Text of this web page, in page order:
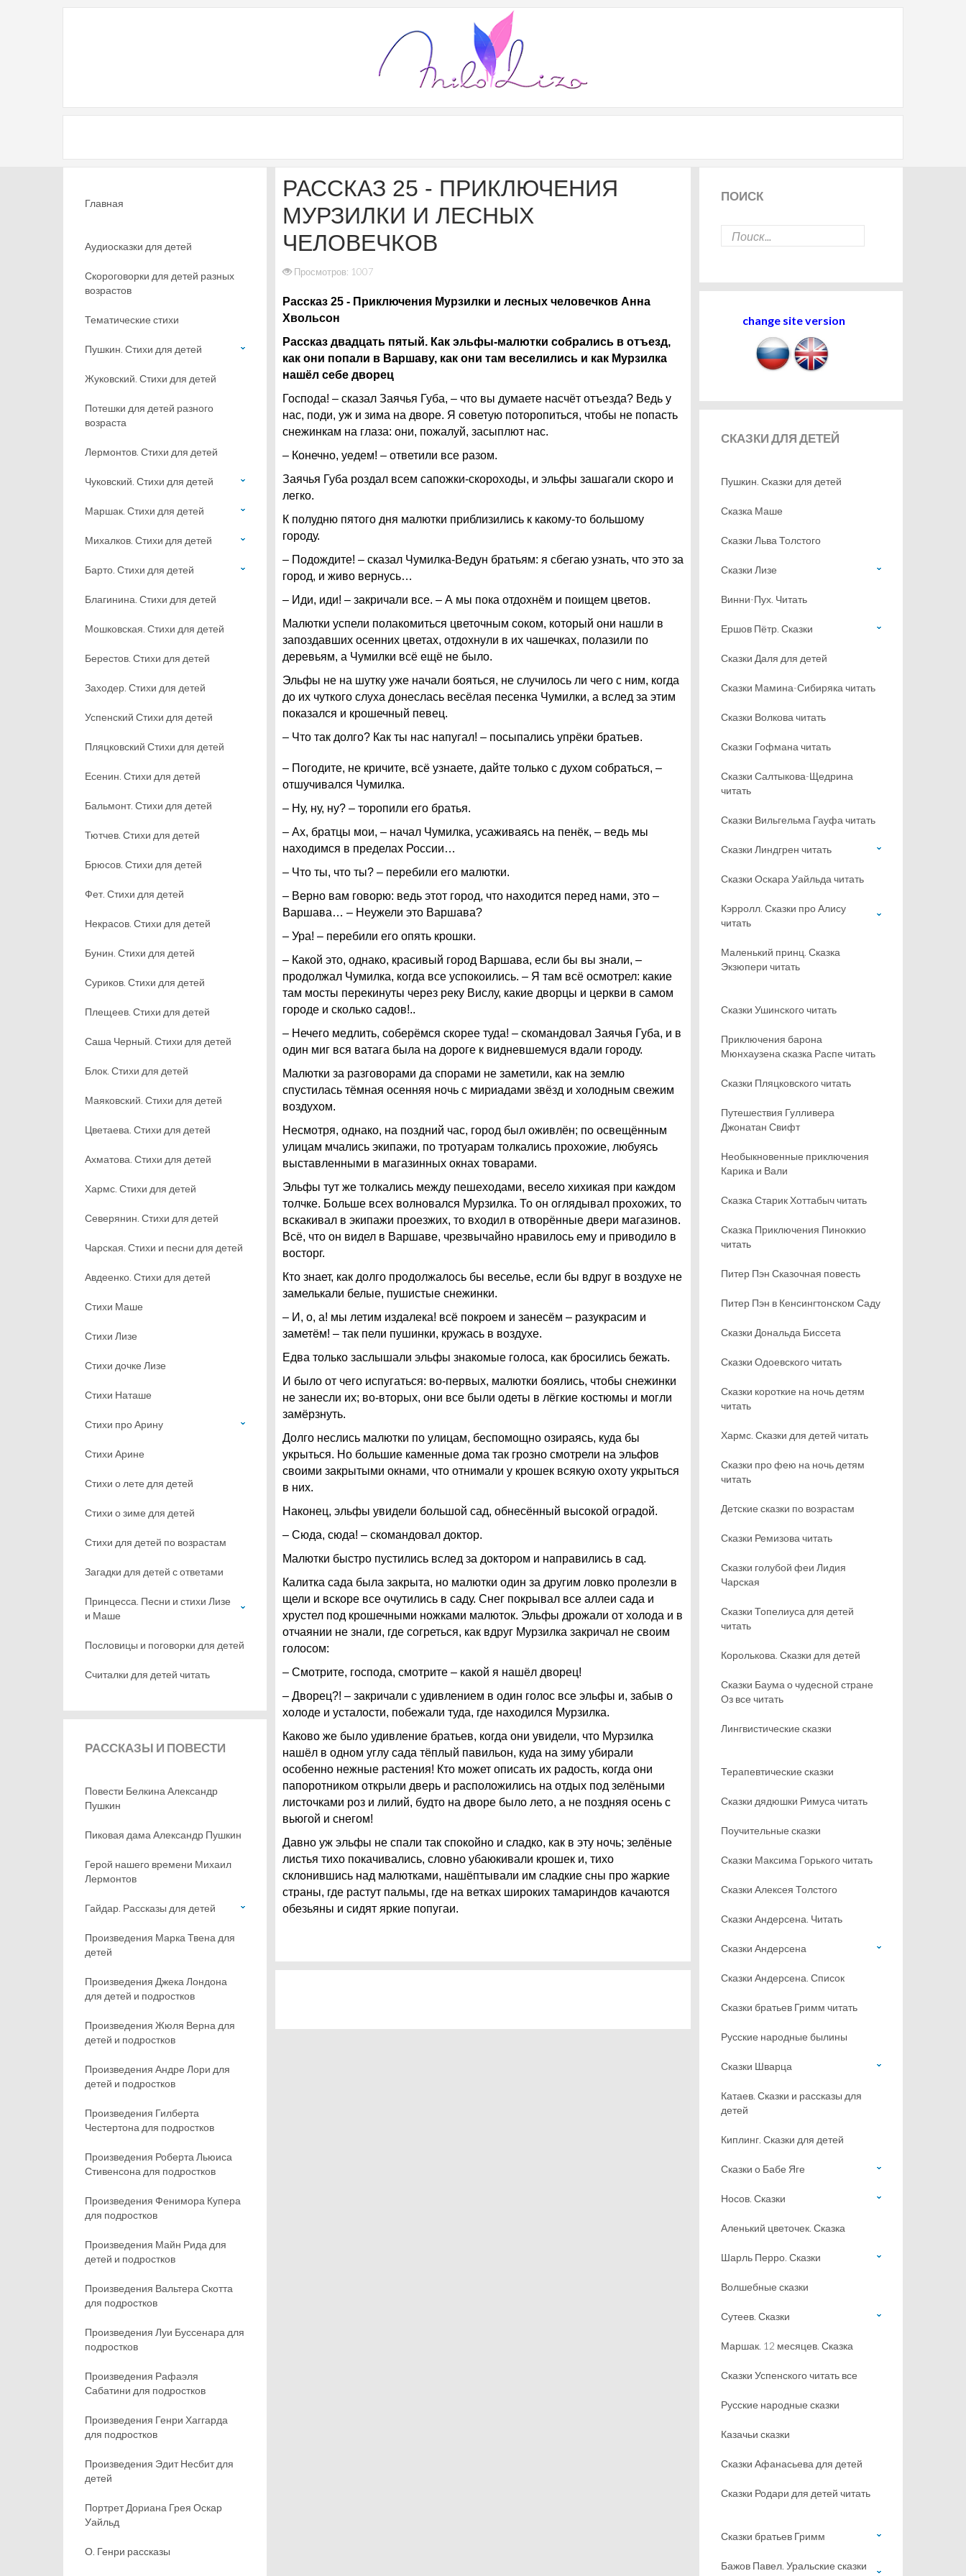
РАССКАЗ 25 - ПРИКЛЮЧЕНИЯ
МУРЗИЛКИ И ЛЕСНЫХ
ЧЕЛОВЕЧКОВ
Просмотров: 1007
Рассказ 25 - Приключения Мурзилки и лесных человечков Анна
Хвольсон
Рассказ двадцать пятый. Как эльфы-малютки собрались в отъезд,
как они попали в Варшаву, как они там веселились и как Мурзилка
нашёл себе дворец
Господа! – сказал Заячья Губа, – что вы думаете насчёт отъезда? Ведь у
нас, поди, уж и зима на дворе. Я советую поторопиться, чтобы не попасть
снежинкам на глаза: они, пожалуй, засыплют нас.
– Конечно, уедем! – ответили все разом.
Заячья Губа роздал всем сапожки-скороходы, и эльфы зашагали скоро и
легко.
К полудню пятого дня малютки приблизились к какому-то большому
городу.
– Подождите! – сказал Чумилка-Ведун братьям: я сбегаю узнать, что это за
город, и живо вернусь…
– Иди, иди! – закричали все. – А мы пока отдохнём и поищем цветов.
Малютки успели полакомиться цветочным соком, который они нашли в
запоздавших осенних цветах, отдохнули в их чашечках, полазили по
деревьям, а Чумилки всё ещё не было.
Эльфы не на шутку уже начали бояться, не случилось ли чего с ним, когда
до их чуткого слуха донеслась весёлая песенка Чумилки, а вслед за этим
показался и крошечный певец.
– Что так долго? Как ты нас напугал! – посыпались упрёки братьев.
– Погодите, не кричите, всё узнаете, дайте только с духом собраться, –
отшучивался Чумилка.
– Ну, ну, ну? – торопили его братья.
– Ах, братцы мои, – начал Чумилка, усаживаясь на пенёк, – ведь мы
находимся в пределах России…
– Что ты, что ты? – перебили его малютки.
– Верно вам говорю: ведь этот город, что находится перед нами, это –
Варшава… – Неужели это Варшава?
– Ура! – перебили его опять крошки.
– Какой это, однако, красивый город Варшава, если бы вы знали, –
продолжал Чумилка, когда все успокоились. – Я там всё осмотрел: какие
там мосты перекинуты через реку Вислу, какие дворцы и церкви в самом
городе и сколько садов!..
– Нечего медлить, соберёмся скорее туда! – скомандовал Заячья Губа, и в
один миг вся ватага была на дороге к видневшемуся вдали городу.
Малютки за разговорами да спорами не заметили, как на землю
спустилась тёмная осенняя ночь с мириадами звёзд и холодным свежим
воздухом.
Несмотря, однако, на поздний час, город был оживлён; по освещённым
улицам мчались экипажи, по тротуарам толкались прохожие, любуясь
выставленными в магазинных окнах товарами.
Эльфы тут же толкались между пешеходами, весело хихикая при каждом
толчке. Больше всех волновался Мурзилка. То он оглядывал прохожих, то
вскакивал в экипажи проезжих, то входил в отворённые двери магазинов.
Всё, что он видел в Варшаве, чрезвычайно нравилось ему и приводило в
восторг.
Кто знает, как долго продолжалось бы веселье, если бы вдруг в воздухе не
замелькали белые, пушистые снежинки.
– И, о, а! мы летим издалека! всё покроем и занесём – разукрасим и
заметём! – так пели пушинки, кружась в воздухе.
Едва только заслышали эльфы знакомые голоса, как бросились бежать.
И было от чего испугаться: во-первых, малютки боялись, чтобы снежинки
не занесли их; во-вторых, они все были одеты в лёгкие костюмы и могли
замёрзнуть.
Долго неслись малютки по улицам, беспомощно озираясь, куда бы
укрыться. Но большие каменные дома так грозно смотрели на эльфов
своими закрытыми окнами, что отнимали у крошек всякую охоту укрыться
в них.
Наконец, эльфы увидели большой сад, обнесённый высокой оградой.
– Сюда, сюда! – скомандовал доктор.
Малютки быстро пустились вслед за доктором и направились в сад.
Калитка сада была закрыта, но малютки один за другим ловко пролезли в
щели и вскоре все очутились в саду. Снег покрывал все аллеи сада и
хрустел под крошечными ножками малюток. Эльфы дрожали от холода и в
отчаянии не знали, где согреться, как вдруг Мурзилка закричал не своим
голосом:
– Смотрите, господа, смотрите – какой я нашёл дворец!
– Дворец?! – закричали с удивлением в один голос все эльфы и, забыв о
холоде и усталости, побежали туда, где находился Мурзилка.
Каково же было удивление братьев, когда они увидели, что Мурзилка
нашёл в одном углу сада тёплый павильон, куда на зиму убирали
особенно нежные растения! Кто может описать их радость, когда они
папоротником открыли дверь и расположились на отдых под зелёными
листочками роз и лилий, будто на дворе было лето, а не поздняя осень с
вьюгой и снегом!
Давно уж эльфы не спали так спокойно и сладко, как в эту ночь; зелёные
листья тихо покачивались, словно убаюкивали крошек и, тихо
склонившись над малютками, нашёптывали им сладкие сны про жаркие
страны, где растут пальмы, где на ветках широких тамариндов качаются
обезьяны и сидят яркие попугаи.
Главная
Аудиосказки для детей
Скороговорки для детей разных
возрастов
Тематические стихи
Пушкин. Стихи для детей
Жуковский. Стихи для детей
Потешки для детей разного
возраста
Лермонтов. Стихи для детей
Чуковский. Стихи для детей
Маршак. Стихи для детей
Михалков. Стихи для детей
Барто. Стихи для детей
Благинина. Стихи для детей
Мошковская. Стихи для детей
Берестов. Стихи для детей
Заходер. Стихи для детей
Успенский Стихи для детей
Пляцковский Стихи для детей
Есенин. Стихи для детей
Бальмонт. Стихи для детей
Тютчев. Стихи для детей
Брюсов. Стихи для детей
Фет. Стихи для детей
Некрасов. Стихи для детей
Бунин. Стихи для детей
Суриков. Стихи для детей
Плещеев. Стихи для детей
Саша Черный. Стихи для детей
Блок. Стихи для детей
Маяковский. Стихи для детей
Цветаева. Стихи для детей
Ахматова. Стихи для детей
Хармс. Стихи для детей
Северянин. Стихи для детей
Чарская. Стихи и песни для детей
Авдеенко. Стихи для детей
Стихи Маше
Стихи Лизе
Стихи дочке Лизе
Стихи Наташе
Стихи про Арину
Стихи Арине
Стихи о лете для детей
Стихи о зиме для детей
Стихи для детей по возрастам
Загадки для детей с ответами
Принцесса. Песни и стихи Лизе
и Маше
Пословицы и поговорки для детей
Считалки для детей читать
РАССКАЗЫ И ПОВЕСТИ
Повести Белкина Александр
Пушкин
Пиковая дама Александр Пушкин
Герой нашего времени Михаил
Лермонтов
Гайдар. Рассказы для детей
Произведения Марка Твена для
детей
Произведения Джека Лондона
для детей и подростков
Произведения Жюля Верна для
детей и подростков
Произведения Андре Лори для
детей и подростков
Произведения Гилберта
Честертона для подростков
Произведения Роберта Льюиса
Стивенсона для подростков
Произведения Фенимора Купера
для подростков
Произведения Майн Рида для
детей и подростков
Произведения Вальтера Скотта
для подростков
Произведения Луи Буссенара для
подростков
Произведения Рафаэля
Сабатини для подростков
Произведения Генри Хаггарда
для подростков
Произведения Эдит Несбит для
детей
Портрет Дориана Грея Оскар
Уайльд
О. Генри рассказы
ПОИСК
change site version
СКАЗКИДЛЯ ДЕТЕЙ
Пушкин. Сказки для детей
Сказка Маше
Сказки Льва Толстого
Сказки Лизе
Винни-Пух. Читать
Ершов Пётр. Сказки
Сказки Даля для детей
Сказки Мамина-Сибиряка читать
Сказки Волкова читать
Сказки Гофмана читать
Сказки Салтыкова-Щедрина
читать
Сказки Вильгельма Гауфа читать
Сказки Линдгрен читать
Сказки Оскара Уайльда читать
Кэрролл. Сказки про Алису
читать
Маленький принц. Сказка
Экзюпери читать
Сказки Ушинского читать
Приключения барона
Мюнхаузена сказка Распе читать
Сказки Пляцковского читать
Путешествия Гулливера
Джонатан Свифт
Необыкновенные приключения
Карика и Вали
Сказка Старик Хоттабыч читать
Сказка Приключения Пиноккио
читать
Питер Пэн Сказочная повесть
Питер Пэн в Кенсингтонском Саду
Сказки Дональда Биссета
Сказки Одоевского читать
Сказки короткие на ночь детям
читать
Хармс. Сказки для детей читать
Сказки про фею на ночь детям
читать
Детские сказки по возрастам
Сказки Ремизова читать
Сказки голубой феи Лидия
Чарская
Сказки Топелиуса для детей
читать
Королькова. Сказки для детей
Сказки Баума о чудесной стране
Оз все читать
Лингвистические сказки
Терапевтические сказки
Сказки дядюшки Римуса читать
Поучительные сказки
Сказки Максима Горького читать
Сказки Алексея Толстого
Сказки Андерсена. Читать
Сказки Андерсена
Сказки Андерсена. Список
Сказки братьев Гримм читать
Русские народные былины
Сказки Шварца
Катаев. Сказки и рассказы для
детей
Киплинг. Сказки для детей
Сказки о Бабе Яге
Носов. Сказки
Аленький цветочек. Сказка
Шарль Перро. Сказки
Волшебные сказки
Сутеев. Сказки
Маршак. 12 месяцев. Сказка
Сказки Успенского читать все
Русские народные сказки
Казачьи сказки
Сказки Афанасьева для детей
Сказки Родари для детей читать
Сказки братьев Гримм
Бажов Павел. Уральские сказки